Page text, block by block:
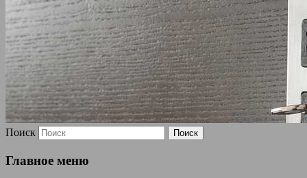
Поиск
Главное меню